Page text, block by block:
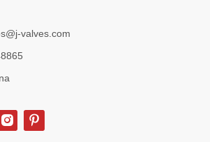
de compuerta son una de las válvulas de
valves.com